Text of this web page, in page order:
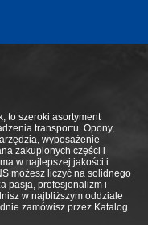
to szeroki asortyment
transportu. Opony,
wyposażenie
zakupionych części i
w najlepszej jakości i
możesz liczyć na solidnego
pasja, profesjonalizm i
w najbliższym oddziale
zamówisz przez Katalog